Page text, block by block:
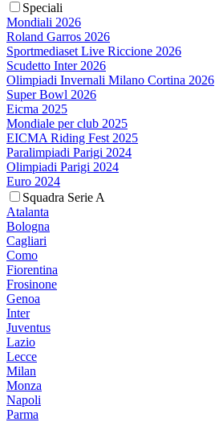
Speciali
Mondiali 2026
Roland Garros 2026
Sportmediaset Live Riccione 2026
Scudetto Inter 2026
Olimpiadi Invernali Milano Cortina 2026
Super Bowl 2026
Eicma 2025
Mondiale per club 2025
EICMA Riding Fest 2025
Paralimpiadi Parigi 2024
Olimpiadi Parigi 2024
Euro 2024
Squadra Serie A
Atalanta
Bologna
Cagliari
Como
Fiorentina
Frosinone
Genoa
Inter
Juventus
Lazio
Lecce
Milan
Monza
Napoli
Parma